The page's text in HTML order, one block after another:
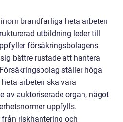
brandfarliga heta arbeten
utbildning leder till
försäkringsbolagens
bättre rustade att hantera
ställer höga
arbeten ska vara
av auktoriserade organ, något
uppfylls.
riskhantering och